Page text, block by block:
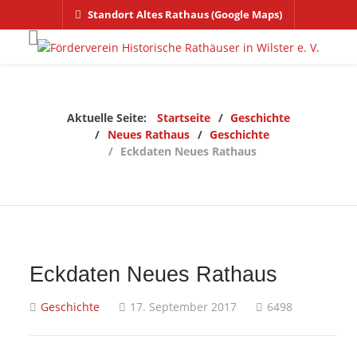
Standort Altes Rathaus (Google Maps)
Aktuelle Seite: Startseite
Geschichte
Neues Rathaus
Geschichte
Eckdaten Neues Rathaus
Eckdaten Neues Rathaus
Geschichte 17. September 2017 6498